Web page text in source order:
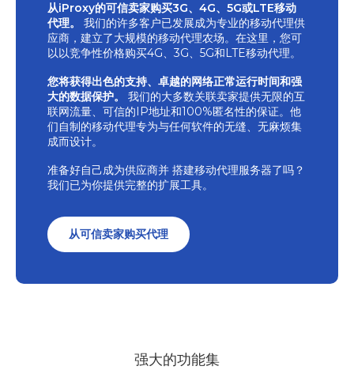
从iProxy的可信卖家购买3G、4G、5G或LTE移动
代理。
我们的许多客户已发展成为专业的移动代理供
应商，建立了大规模的移动代理农场。在这里，您可
以以竞争性价格购买4G、3G、5G和LTE移动代理。
您将获得出色的支持、卓越的网络正常运行时间和强
大的数据保护。
我们的大多数关联卖家提供无限的互
联网流量、可信的IP地址和100%匿名性的保证。他
们自制的移动代理专为与任何软件的无缝、无麻烦集
成而设计。
准备好自己成为供应商并 搭建移动代理服务器了吗？
我们已为你提供完整的扩展工具。
从可信卖家购买代理
强大的功能集